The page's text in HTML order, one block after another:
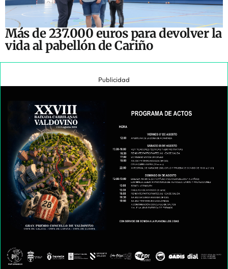
Más de 237.000 euros para devolver la
vida al pabellón de Cariño
Publicidad